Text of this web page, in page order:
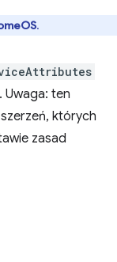
.
ten
których
zasad